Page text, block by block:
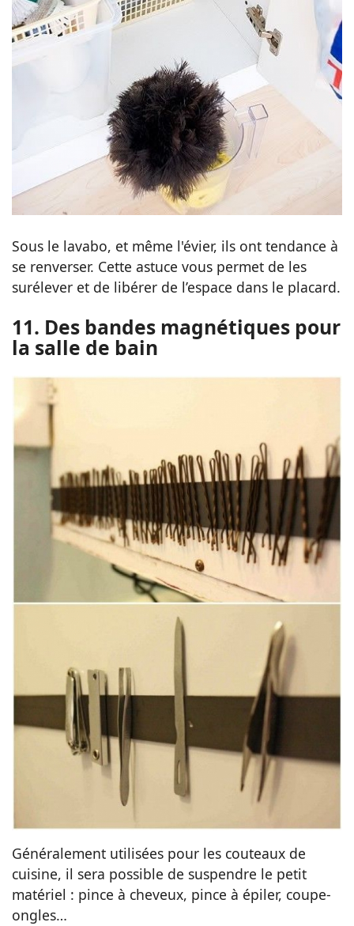
Sous le lavabo, et même l'évier, ils ont tendance à
se renverser. Cette astuce vous permet de les
surélever et de libérer de l’espace dans le placard.
11. Des bandes magnétiques pour
la salle de bain
Généralement utilisées pour les couteaux de
cuisine, il sera possible de suspendre le petit
matériel : pince à cheveux, pince à épiler, coupe-
ongles…